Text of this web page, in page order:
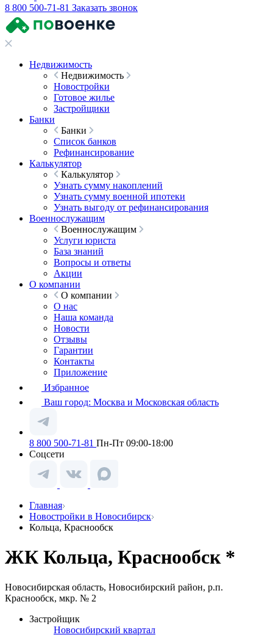
8 800 500-71-81 Заказать звонок
Недвижимость
Недвижимость
Новостройки
Готовое жилье
Застройщики
Банки
Банки
Список банков
Рефинансирование
Калькулятор
Калькулятор
Узнать сумму накоплений
Узнать сумму военной ипотеки
Узнать выгоду от рефинансирования
Военнослужащим
Военнослужащим
Услуги юриста
База знаний
Вопросы и ответы
Акции
О компании
О компании
О нас
Наша команда
Новости
Отзывы
Гарантии
Контакты
Приложение
Избранное
Ваш город: Москва и Московская область
8 800 500-71-81 Пн-Пт 09:00-18:00
Соцсети
Главная
Новостройки в Новосибирск
Кольца, Краснообск
ЖК Кольца, Краснообск *
Новосибирская область, Новосибирский район, р.п.
Краснообск, мкр. № 2
Застройщик
Новосибирский квартал